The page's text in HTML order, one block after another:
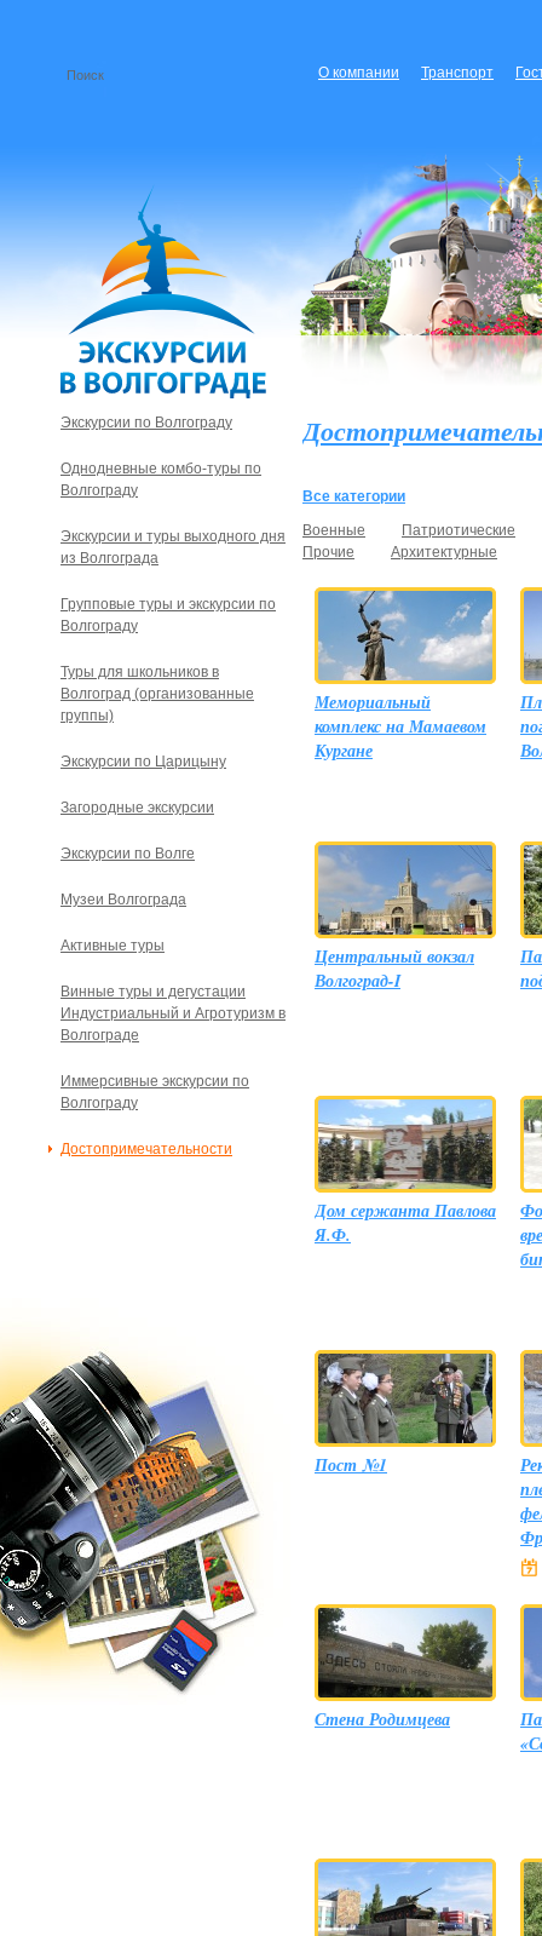
О компании Транспорт
Все категории
Военные
Патриотические
Прочие
Архитектурные
Мемориальный
комплекс на Мамаевом
Кургане
Центральный вокзал
Волгоград-I
Дом сержанта Павлова
Я.Ф.
Пост №1
Стена Родимцева
Экскурсии по Волгограду
Однодневные комбо-туры по
Волгограду
Экскурсии и туры выходного дня
из Волгограда
Групповые туры и экскурсии по
Волгограду
Туры для школьников в
Волгоград (организованные
группы)
Экскурсии по Царицыну
Загородные экскурсии
Экскурсии по Волге
Музеи Волгограда
Активные туры
Винные туры и дегустации
Индустриальный и Агротуризм в
Волгограде
Иммерсивные экскурсии по
Волгограду
Достопримечательности